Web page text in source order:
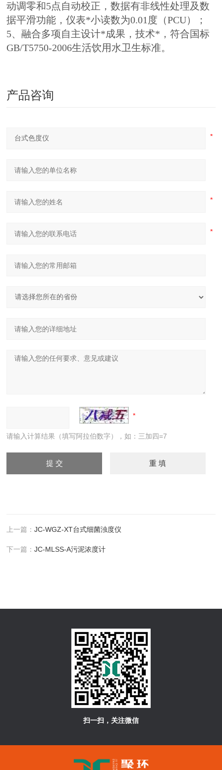
动调零和5点自动校正，数据有非线性处理及数
据平滑功能，仪表*小读数为0.01度（PCU）；
5、融合多项自主设计*成果，技术*，符合国标
GB/T5750-2006生活饮用水卫生标准。
产品咨询
请输入计算结果（填写阿拉伯数字），如：三加四=7
上一篇：JC-WGZ-XT台式细菌浊度仪
下一篇：JC-MLSS-A污泥浓度计
扫一扫，关注微信